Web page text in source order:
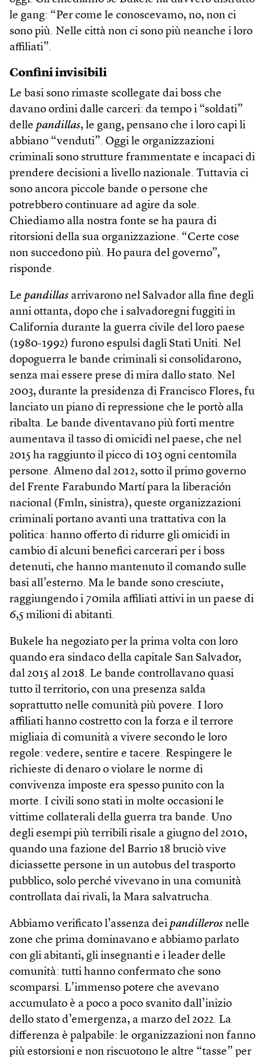
le gang: “Per come le conoscevamo, no, non ci
sono più. Nelle città non ci sono più neanche i loro
affiliati”.
Confini invisibili
Le basi sono rimaste scollegate dai boss che
davano ordini dalle carceri: da tempo i “soldati”
delle pandillas, le gang, pensano che i loro capi li
abbiano “venduti”. Oggi le organizzazioni
criminali sono strutture frammentate e incapaci di
prendere decisioni a livello nazionale. Tuttavia ci
sono ancora piccole bande o persone che
potrebbero continuare ad agire da sole.
Chiediamo alla nostra fonte se ha paura di
ritorsioni della sua organizzazione. “Certe cose
non succedono più. Ho paura del governo”,
risponde.
Le pandillas arrivarono nel Salvador alla fine degli
anni ottanta, dopo che i salvadoregni fuggiti in
California durante la guerra civile del loro paese
(1980-1992) furono espulsi dagli Stati Uniti. Nel
dopoguerra le bande criminali si consolidarono,
senza mai essere prese di mira dallo stato. Nel
2003, durante la presidenza di Francisco Flores, fu
lanciato un piano di repressione che le portò alla
ribalta. Le bande diventavano più forti mentre
aumentava il tasso di omicidi nel paese, che nel
2015 ha raggiunto il picco di 103 ogni centomila
persone. Almeno dal 2012, sotto il primo governo
del Frente Farabundo Martí para la liberación
nacional (Fmln, sinistra), queste organizzazioni
criminali portano avanti una trattativa con la
politica: hanno offerto di ridurre gli omicidi in
cambio di alcuni benefici carcerari per i boss
detenuti, che hanno mantenuto il comando sulle
basi all’esterno. Ma le bande sono cresciute,
raggiungendo i 70mila affiliati attivi in un paese di
6,5 milioni di abitanti.
Bukele ha negoziato per la prima volta con loro
quando era sindaco della capitale San Salvador,
dal 2015 al 2018. Le bande controllavano quasi
tutto il territorio, con una presenza salda
soprattutto nelle comunità più povere. I loro
affiliati hanno costretto con la forza e il terrore
migliaia di comunità a vivere secondo le loro
regole: vedere, sentire e tacere. Respingere le
richieste di denaro o violare le norme di
convivenza imposte era spesso punito con la
morte. I civili sono stati in molte occasioni le
vittime collaterali della guerra tra bande. Uno
degli esempi più terribili risale a giugno del 2010,
quando una fazione del Barrio 18 bruciò vive
diciassette persone in un autobus del trasporto
pubblico, solo perché vivevano in una comunità
controllata dai rivali, la Mara salvatrucha.
Abbiamo verificato l’assenza dei pandilleros nelle
zone che prima dominavano e abbiamo parlato
con gli abitanti, gli insegnanti e i leader delle
comunità: tutti hanno confermato che sono
scomparsi. L’immenso potere che avevano
accumulato è a poco a poco svanito dall’inizio
dello stato d’emergenza, a marzo del 2022. La
differenza è palpabile: le organizzazioni non fanno
più estorsioni e non riscuotono le altre “tasse” per